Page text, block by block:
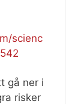
scienc
gå ner i
risker